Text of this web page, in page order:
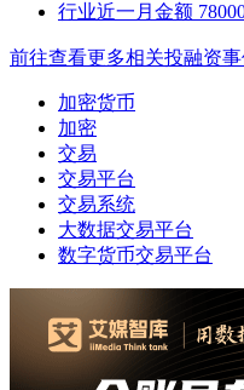
行业近一月金额
前往查看更多相关投融资
加密货币
加密
交易
交易平台
交易系统
大数据交易平台
数字货币交易平台